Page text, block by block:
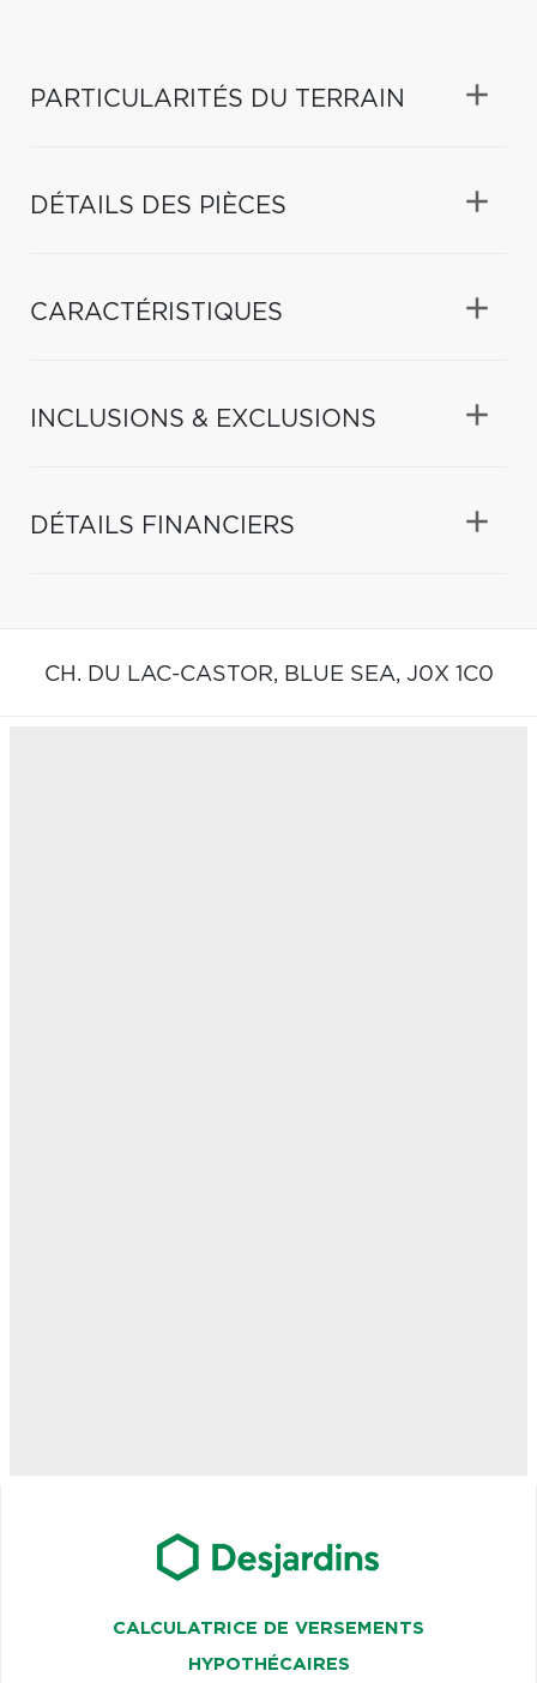
PARTICULARITÉS DU TERRAIN
DÉTAILS DES PIÈCES
CARACTÉRISTIQUES
INCLUSIONS & EXCLUSIONS
DÉTAILS FINANCIERS
CH. DU LAC-CASTOR, BLUE SEA, J0X 1C0
CALCULATRICE DE VERSEMENTS
HYPOTHÉCAIRES